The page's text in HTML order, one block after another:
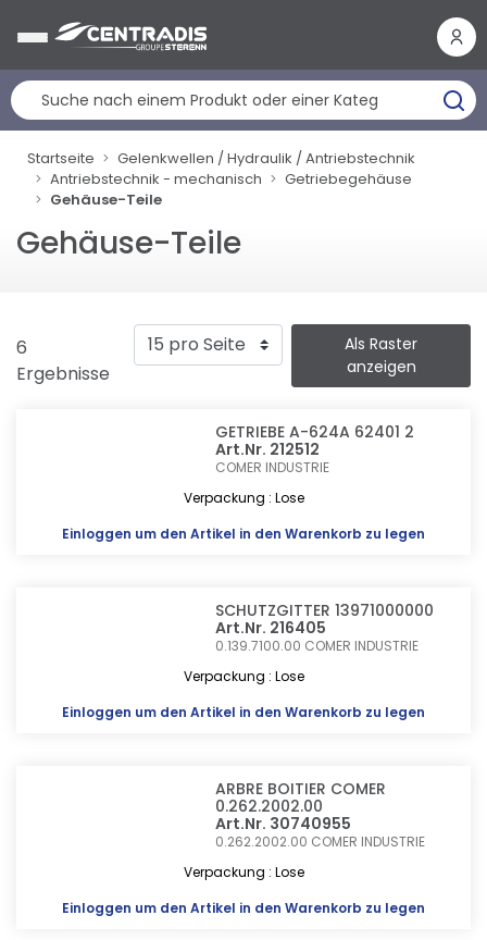
Startseite
Gelenkwellen / Hydraulik / Antriebstechnik
Antriebstechnik - mechanisch
Getriebegehäuse
Gehäuse-Teile
Gehäuse-Teile
6
Ergebnisse
Als Raster
anzeigen
GETRIEBE A-624A 62401 2
Art.Nr. 212512
COMER INDUSTRIE
Verpackung : Lose
Einloggen um den Artikel in den Warenkorb zu legen
SCHUTZGITTER 13971000000
Art.Nr. 216405
0.139.7100.00 COMER INDUSTRIE
Verpackung : Lose
Einloggen um den Artikel in den Warenkorb zu legen
ARBRE BOITIER COMER
0.262.2002.00
Art.Nr. 30740955
0.262.2002.00 COMER INDUSTRIE
Verpackung : Lose
Einloggen um den Artikel in den Warenkorb zu legen